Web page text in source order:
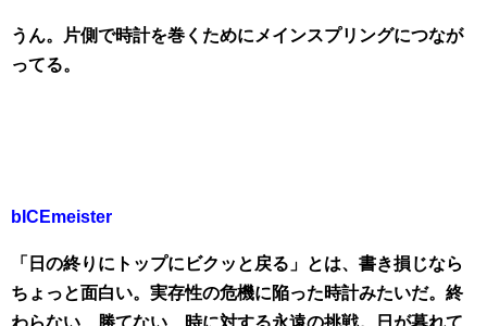
うん。片側で時計を巻くためにメインスプリングにつなが
ってる。
bICEmeister
「日の終りにトップにビクッと戻る」とは、書き損じなら
ちょっと面白い。実存性の危機に陥った時計みたいだ。終